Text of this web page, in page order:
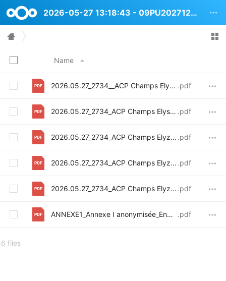
2026-05-27 13:18:43 - 09PU2027120 Rue des Champs Elysees 18D
Name
2026.05.27_2734__ACP Champs Elysées 18D_PU_Reportage photo .pdf
2026.05.27_2734_ACP Champs Elysées 18D_PU_Note explicative .pdf
2026.05.27_2734_ACP Champs Elyzées 18D_Plan-A0_Existant .pdf
2026.05.27_2734_ACP Champs Elyzées 18D_Plan-A0_situation .pdf
2026.05.27_2734_ACP Champs Elyzées 18D_Plan-A0_Situation_projetée .pdf
ANNEXE1_Annexe I anonymisée_Enquête publique-20260408T111936 .pdf
6 files